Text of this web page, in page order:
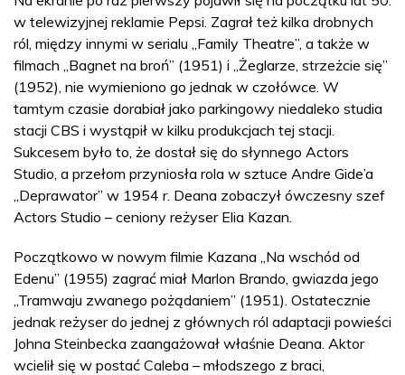
w telewizyjnej reklamie Pepsi. Zagrał też kilka drobnych
ról, między innymi w serialu „Family Theatre”, a także w
filmach „Bagnet na broń” (1951) i „Żeglarze, strzeżcie się”
(1952), nie wymieniono go jednak w czołówce. W
tamtym czasie dorabiał jako parkingowy niedaleko studia
stacji CBS i wystąpił w kilku produkcjach tej stacji.
Sukcesem było to, że dostał się do słynnego Actors
Studio, a przełom przyniosła rola w sztuce Andre Gide’a
„Deprawator” w 1954 r. Deana zobaczył ówczesny szef
Actors Studio – ceniony reżyser Elia Kazan.
Początkowo w nowym filmie Kazana „Na wschód od
Edenu” (1955) zagrać miał Marlon Brando, gwiazda jego
„Tramwaju zwanego pożądaniem” (1951). Ostatecznie
jednak reżyser do jednej z głównych ról adaptacji powieści
Johna Steinbecka zaangażował właśnie Deana. Aktor
wcielił się w postać Caleba – młodszego z braci,